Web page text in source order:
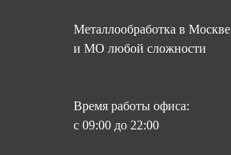
Металлообработка в Москве
и МО любой сложности
Время работы офиса:
с 09:00 до 22:00